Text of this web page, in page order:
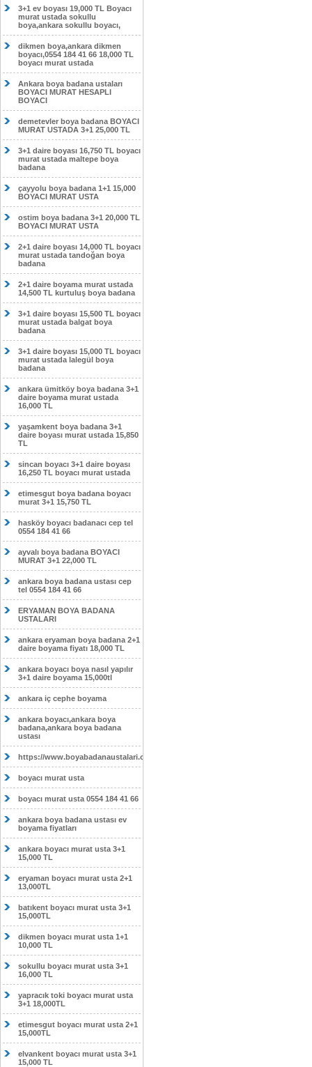
3+1 ev boyası 19,000 TL Boyacı
murat ustada sokullu
boya,ankara sokullu boyacı,
dikmen boya,ankara dikmen
boyacı,0554 184 41 66 18,000 TL
boyacı murat ustada
Ankara boya badana ustaları
BOYACI MURAT HESAPLI
BOYACI
demetevler boya badana BOYACI
MURAT USTADA 3+1 25,000 TL
3+1 daire boyası 16,750 TL boyacı
murat ustada maltepe boya
badana
çayyolu boya badana 1+1 15,000
BOYACI MURAT USTA
ostim boya badana 3+1 20,000 TL
BOYACI MURAT USTA
2+1 daire boyası 14,000 TL boyacı
murat ustada tandoğan boya
badana
2+1 daire boyama murat ustada
14,500 TL kurtuluş boya badana
3+1 daire boyası 15,500 TL boyacı
murat ustada balgat boya
badana
3+1 daire boyası 15,000 TL boyacı
murat ustada lalegül boya
badana
ankara ümitköy boya badana 3+1
daire boyama murat ustada
16,000 TL
yaşamkent boya badana 3+1
daire boyası murat ustada 15,850
TL
sincan boyacı 3+1 daire boyası
16,250 TL boyacı murat ustada
etimesgut boya badana boyacı
murat 3+1 15,750 TL
hasköy boyacı badanacı cep tel
0554 184 41 66
ayvalı boya badana BOYACI
MURAT 3+1 22,000 TL
ankara boya badana ustası cep
tel 0554 184 41 66
ERYAMAN BOYA BADANA
USTALARI
ankara eryaman boya badana 2+1
daire boyama fiyatı 18,000 TL
ankara boyacı boya nasıl yapılır
3+1 daire boyama 15,000tl
ankara iç cephe boyama
ankara boyacı,ankara boya
badana,ankara boya badana
ustası
https://www.boyabadanaustalari.com/
boyacı murat usta
boyacı murat usta 0554 184 41 66
ankara boya badana ustası ev
boyama fiyatları
ankara boyacı murat usta 3+1
15,000 TL
eryaman boyacı murat usta 2+1
13,000TL
batıkent boyacı murat usta 3+1
15,000TL
dikmen boyacı murat usta 1+1
10,000 TL
sokullu boyacı murat usta 3+1
16,000 TL
yapracık toki boyacı murat usta
3+1 18,000TL
etimesgut boyacı murat usta 2+1
15,000TL
elvankent boyacı murat usta 3+1
15,000 TL